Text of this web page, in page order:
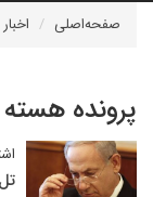
صفحه‌اصلی اخبار
پرونده